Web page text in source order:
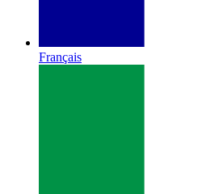
Français